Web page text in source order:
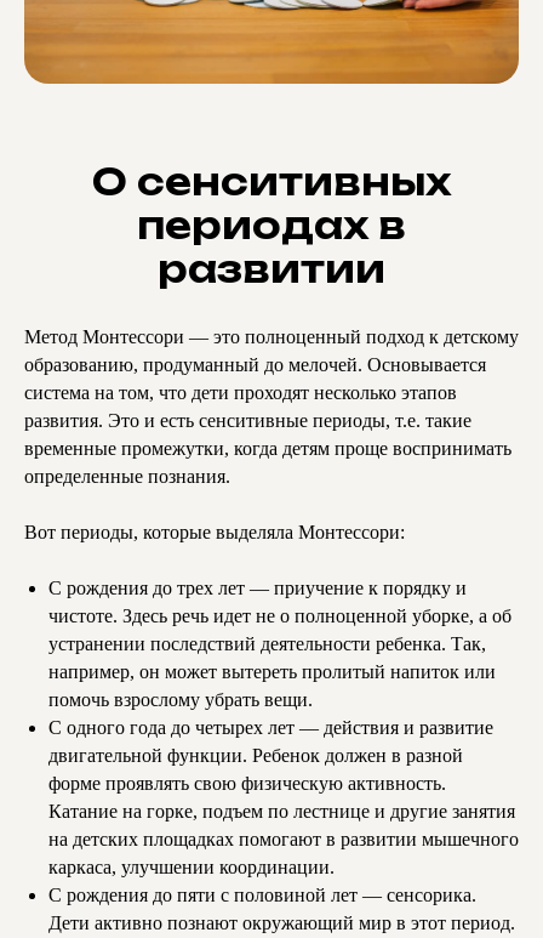
О сенситивных
периодах в
развитии
Метод Монтессори — это полноценный подход к детскому
образованию, продуманный до мелочей. Основывается
система на том, что дети проходят несколько этапов
развития. Это и есть сенситивные периоды, т.е. такие
временные промежутки, когда детям проще воспринимать
определенные познания.
Вот периоды, которые выделяла Монтессори:
С рождения до трех лет — приучение к порядку и
чистоте. Здесь речь идет не о полноценной уборке, а об
устранении последствий деятельности ребенка. Так,
например, он может вытереть пролитый напиток или
помочь взрослому убрать вещи.
С одного года до четырех лет — действия и развитие
двигательной функции. Ребенок должен в разной
форме проявлять свою физическую активность.
Катание на горке, подъем по лестнице и другие занятия
на детских площадках помогают в развитии мышечного
каркаса, улучшении координации.
С рождения до пяти с половиной лет — сенсорика.
Дети активно познают окружающий мир в этот период.